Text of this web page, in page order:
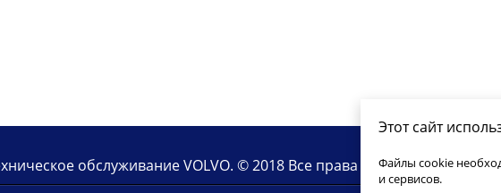
обслуживание VOLVO. © 2018 Все права защищены
Этот сайт
Файлы cookie
и сервисов.